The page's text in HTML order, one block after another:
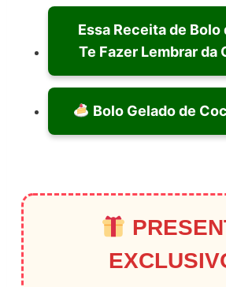
Essa Receita de Bolo
Te Fazer Lembrar da
Bolo Gelado de